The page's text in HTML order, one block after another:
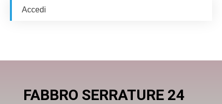
Accedi
FABBRO SERRATURE 24